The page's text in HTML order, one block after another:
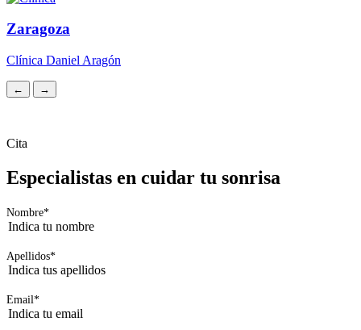
Zaragoza
Clínica Daniel Aragón
← →
Cita
Especialistas en cuidar tu sonrisa
Nombre*
Apellidos*
Email*